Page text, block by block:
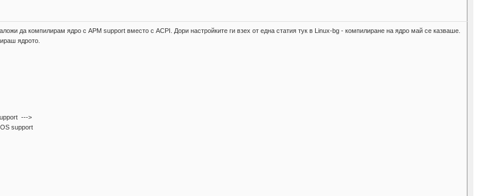
да компилирам ядро с APM support вместо с ACPI. Дори настройките ги взех от една статия тук в Linux-bg - компилиране на ядро май се казваше.
ядрото.
support
BIOS Support --->
support
idle